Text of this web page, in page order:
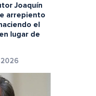
Joaquín
arrepiento
el
lugar de